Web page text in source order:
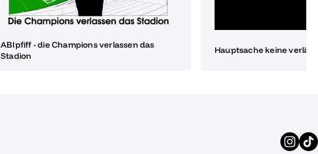
ABIpfiff - die Champions verlassen das
Stadion
Hauptsache keine